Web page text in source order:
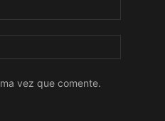
vez que comente.